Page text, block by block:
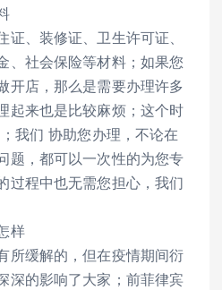
、装修证、卫生许可证、
、社会保险等材料；如果您
开店，那么是需要办理许多
起来也是比较麻烦；这个时
我们 协助您办理，不论在
题，都可以一次性的为您专
过程中也无需您担心，我们
样
所缓解的，但在疫情期间衍
深的影响了大家；前菲律宾